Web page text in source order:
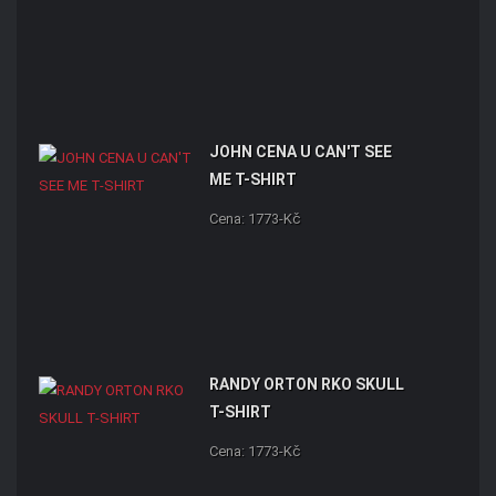
JOHN CENA U CAN'T SEE
ME T-SHIRT
Cena: 1773-Kč
RANDY ORTON RKO SKULL
T-SHIRT
Cena: 1773-Kč